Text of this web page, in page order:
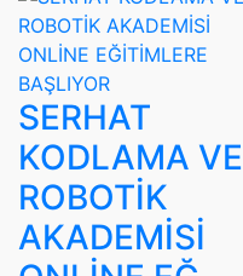
SERHAT
KODLAMA VE
ROBOTİK
AKADEMİSİ